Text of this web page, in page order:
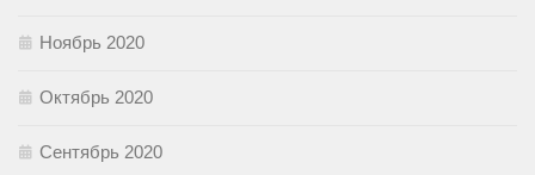
Ноябрь 2020
Октябрь 2020
Сентябрь 2020